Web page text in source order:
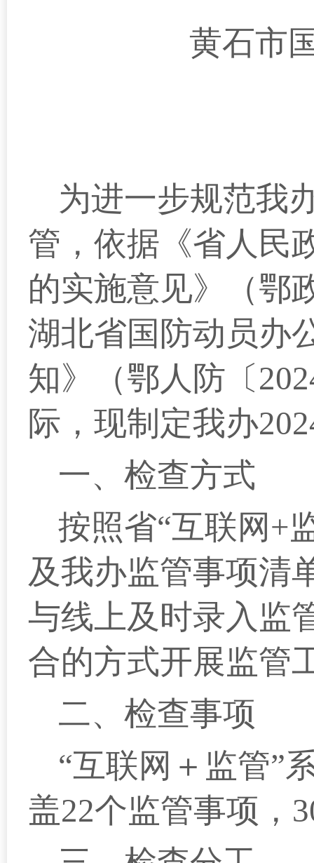
黄石市
为进一步规范我
管，依据《省人民
的实施意见》（鄂
湖北省国防动员办
知》（鄂人防〔
际，现制定我办
一、 检查方式
按照省“互联网+
及我办监管事项清
与线上及时录入监
合的方式开展监管
二、 检查事项
“互联网＋监管”
盖22个监管事项，